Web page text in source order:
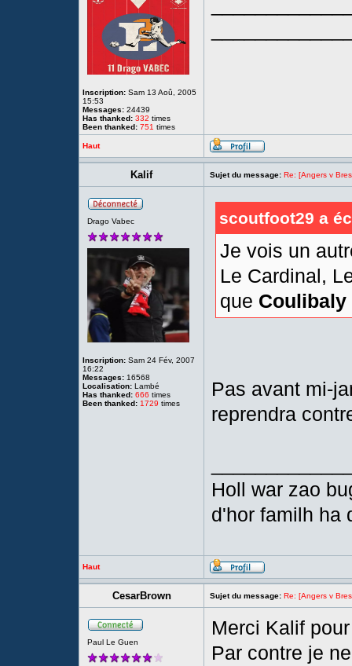
Inscription: Sam 13 Aoû, 2005
15:53
Messages: 24439
Has thanked: 332 times
Been thanked: 751 times
Haut
Kalif Sujet du message: Re: [Angers v
Drago Vabec
Inscription: Sam 24 Fév, 2007
16:22
Messages: 16568
Localisation: Lambé
Has thanked: 666 times
Been thanked: 1729 times
scoutfoot29 a
Je vois un
Le Cardinal,
que Coulibaly
Pas avant mi-
reprendra
Holl war zao
d'hor familh ha
Haut
CesarBrown Sujet du message: Re: [Angers v
Paul Le Guen
Merci Kalif
Par contre je